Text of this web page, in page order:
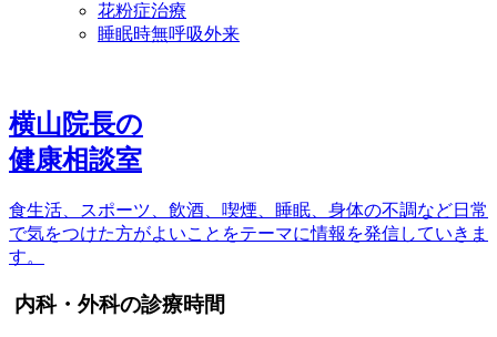
花粉症治療
睡眠時無呼吸外来
横山院長の
健康相談室
食生活、スポーツ、飲酒、喫煙、睡眠、身体の不調など日常
で気をつけた方がよいことをテーマに情報を発信していきま
す。
内科・外科の診療時間